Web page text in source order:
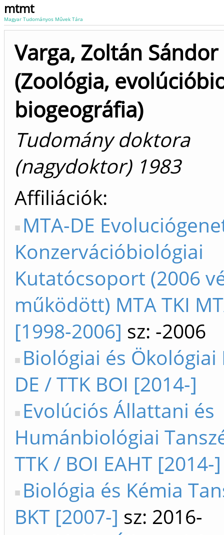
mtmt
Magyar Tudományos Művek Tára
Varga, Zoltán Sándor
(Zoológia,
biogeográfia)
Tudomány doktora
(nagydoktor) 1983
Affiliációk
MTA-DE
Konzervációbiológiai
Kutatócsoport (2006
működött) MTA TKI
[1998-2006] sz: -2006
Biológiai és
DE / TTK BOI [2014-]
Evolúciós Állattani és
Humánbiológiai
TTK / BOI EAHT [2014-]
Biológia és Kémia
BKT [2007-] sz: 2016-